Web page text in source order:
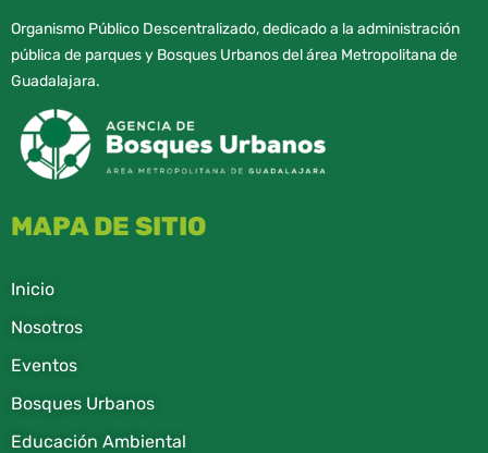
Organismo Público Descentralizado, dedicado a la administración
pública de parques y Bosques Urbanos del área Metropolitana de
Guadalajara.
MAPA DE SITIO
Inicio
Nosotros
Eventos
Bosques Urbanos
Educación Ambiental